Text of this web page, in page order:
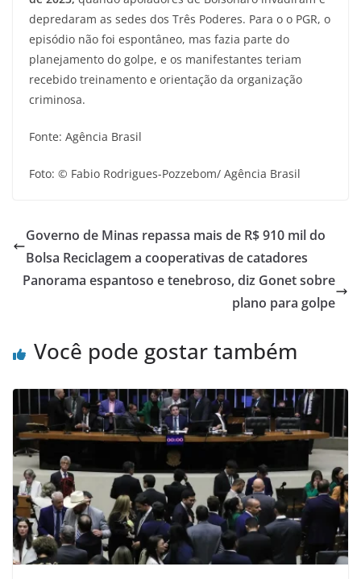
depredaram as sedes dos Três Poderes. Para o o PGR, o
episódio não foi espontâneo, mas fazia parte do
planejamento do golpe, e os manifestantes teriam
recebido treinamento e orientação da organização
criminosa.
Fonte: Agência Brasil
Foto: © Fabio Rodrigues-Pozzebom/ Agência Brasil
Governo de Minas repassa mais de R$ 910 mil do
Bolsa Reciclagem a cooperativas de catadores
Panorama espantoso e tenebroso, diz Gonet sobre
plano para golpe
Você pode gostar também